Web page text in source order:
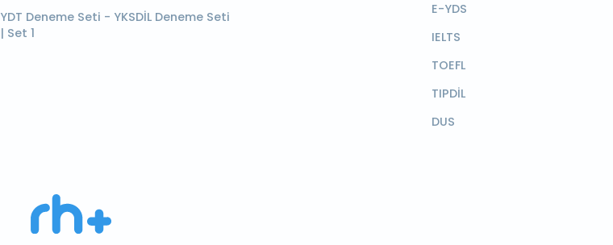
YDT Deneme Seti - YKSDİL Deneme Seti
| Set 1
E-YDS
IELTS
TOEFL
TIPDİL
DUS